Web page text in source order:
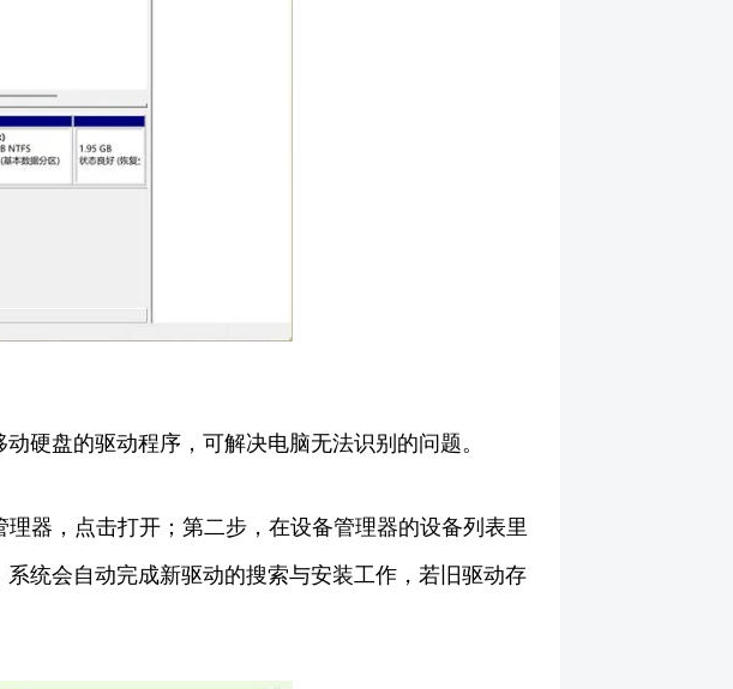
硬盘的驱动程序，可解决电脑无法识别的问题。
器，点击打开；第二步，在设备管理器的设备列表里
统会自动完成新驱动的搜索与安装工作，若旧驱动存